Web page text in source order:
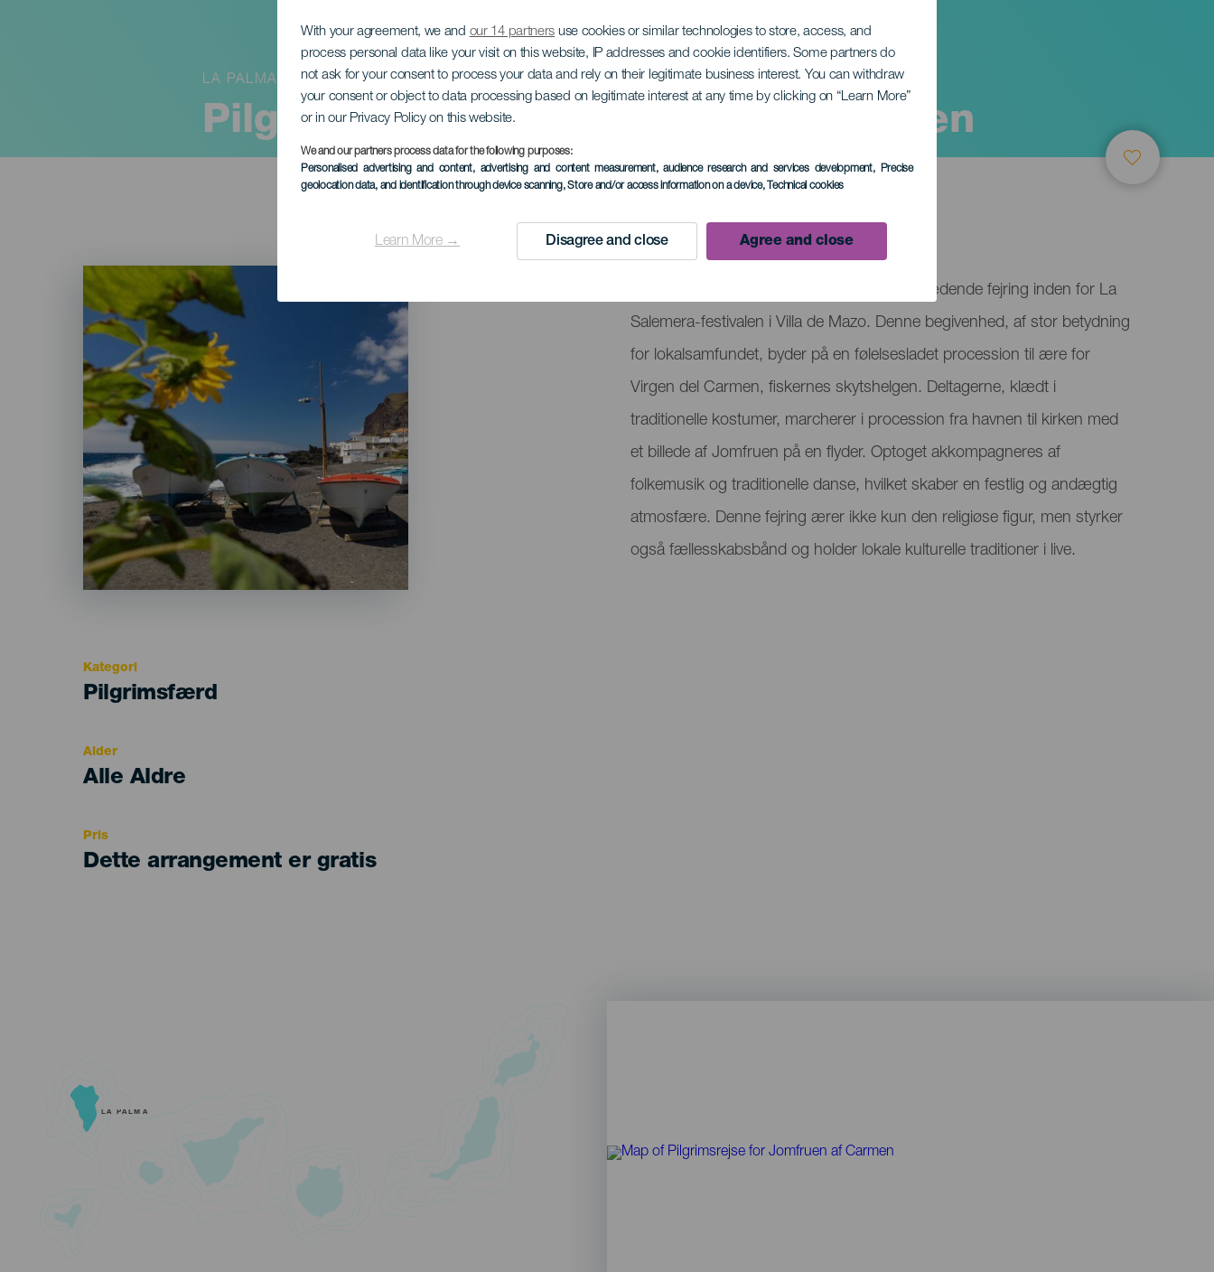
With your agreement, we and our 14 partners use cookies or similar technologies to store, access, and
process personal data like your visit on this website, IP addresses and cookie identifiers. Some partners do
not ask for your consent to process your data and rely on their legitimate business interest. You can withdraw
your consent or object to data processing based on legitimate interest at any time by clicking on “Learn More”
or in our Privacy Policy on this website.
We and our partners process data for the following purposes:
Personalised advertising and content, advertising and content measurement, audience research and services development, Precise
geolocation data, and identification through device scanning, Store and/or access information on a device, Technical cookies
Learn More → Disagree and close Agree and close
Pilgrimsrejse for Jomfruen af Carmen
LA PALMA
Imagen
Listado
September 2026
Localidad
Playa la Salemera
del
evento
Romería af Virgen del Carmen er en fremtrædende fejring inden for La
Salemera-festivalen i Villa de Mazo. Denne begivenhed, af stor betydning
for lokalsamfundet, byder på en følelsesladet procession til ære for
Virgen del Carmen, fiskernes skytshelgen. Deltagerne, klædt i
traditionelle kostumer, marcherer i procession fra havnen til kirken med
et billede af Jomfruen på en flyder. Optoget akkompagneres af
folkemusik og traditionelle danse, hvilket skaber en festlig og andægtig
atmosfære. Denne fejring ærer ikke kun den religiøse figur, men styrker
også fællesskabsbånd og holder lokale kulturelle traditioner i live.
Kategori
Categoría
Pilgrimsfærd
Alder
Edad
Alle Aldre
Pris
Dette arrangement er gratis
LA PALMA